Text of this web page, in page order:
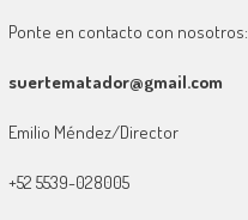
Ponte en contacto con nosotros:
suertematador@gmail.com
Emilio Méndez/Director
+52 5539-028005